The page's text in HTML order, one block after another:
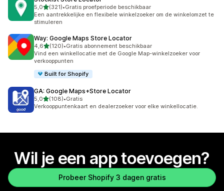
5,0van 5 sterren
(321)
321 recensies in totaal
•Gratis proefperiode beschikbaar
Een aantrekkelijke en flexibele winkelzoeker om de winkelomzet te
stimuleren
Way: Google Maps Store Locator
4,6van 5 sterren
(120)
120 recensies in totaal
•Gratis abonnement beschikbaar
Vind een winkellocatie met de Google Map-winkelzoeker voor
verkooppunten
Built for Shopify
GA: Google Maps+Store Locator
5,0van 5 sterren
(108)
108 recensies in totaal
•Gratis
Verkooppuntenkaart en dealerzoeker voor elke winkellocatie.
Wil je een app toevoegen?
Probeer Shopify 3 dagen gratis